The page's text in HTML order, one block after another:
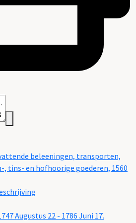
beleeningen, transporten,
, tins- en hofhoorige goederen, 1560
Augustus 22 - 1786 Juni 17.